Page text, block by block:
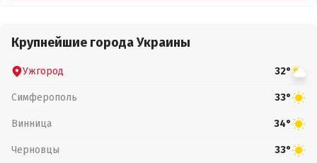
Крупнейшие города Украины
Ужгород 32°
Симферополь 33°
Винница 34°
Черновцы 33°